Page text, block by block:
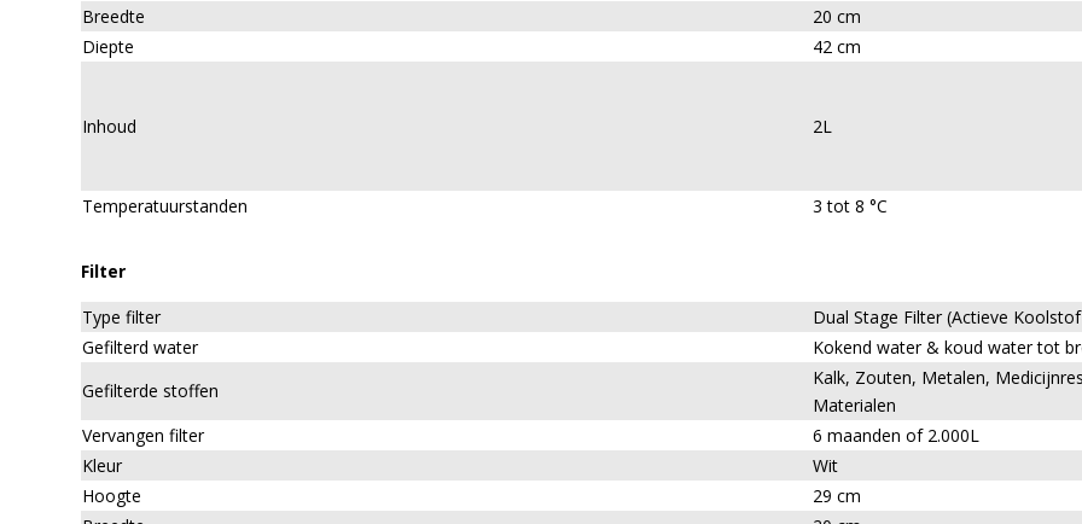
Breedte
20 cm
Diepte
42 cm
Inhoud 2L
Temperatuurstanden 3 tot 8 °C
Filter
Type filter
Dual Stage Filter (Actieve
Gefilterd water
Kokend water & koud water tot
Gefilterde stoffen
Kalk, Zouten, Metalen,
Materialen
Vervangen filter
6 maanden of 2.000L
Kleur
Wit
Hoogte
29 cm